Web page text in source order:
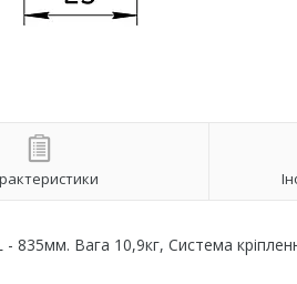
Вага 10,9кг, Система